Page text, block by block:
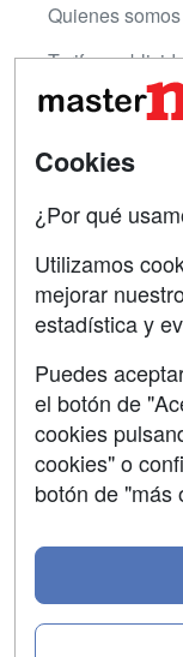
Quienes somos
Tarifas
Acceso
Acceso Centros
Contactar
Aviso legal
Copyleft
Cookies
¿Por qué
Utilizamos
mejorar
estadística y
Puedes
el botón de
cookies
cookies" o
botón de "más